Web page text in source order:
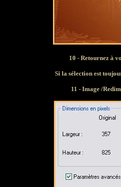
10 - Retournez à
Si la sélection est
11 - Image /